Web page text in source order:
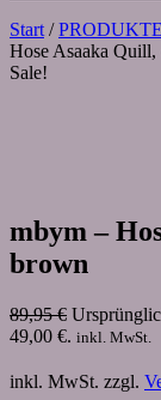
Start /PRODUKTE
Hose Asaaka
Sale!
mbym –
brown
89,95€
49,00 €. inkl. MwSt.
inkl. MwSt. zzgl.